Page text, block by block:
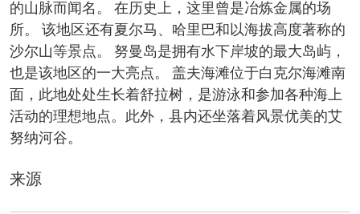
的山脉而闻名。 在历史上，这里曾是冶炼金属的场
所。 该地区还有夏尔马、哈里巴和以海拔高度著称的
沙尔山等景点。 努曼岛是拥有水下岸坡的最大岛屿，
也是该地区的一大亮点。 盖夫海滩位于白克尔海滩南
面，此地处处生长着舒拉树，是游泳和参加各种海上
活动的理想地点。此外，县内还坐落着风景优美的艾
努纳河谷。
来源